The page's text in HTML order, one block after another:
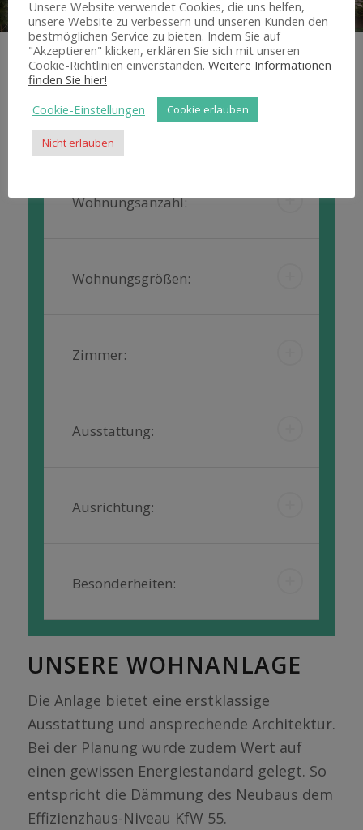
PROJEKTKENNZAHLEN
Wohnungsanzahl:
Wohnungsgrößen:
Zimmer:
Ausstattung:
Ausrichtung:
Besonderheiten:
UNSERE WOHNANLAGE
Die Anlage bietet eine erstklassige
Ausstattung und ansprechende Architektur.
Bei der Planung wurde zudem Wert auf
einen gewissen Energiestandard gelegt. So
entspricht die Dämmung des Neubaus dem
Effizienzhaus-Niveau KfW 55.
Unsere Website verwendet Cookies, die uns helfen,
unsere Website zu verbessern und unseren Kunden den
bestmöglichen Service zu bieten. Indem Sie auf
"Akzeptieren" klicken, erklären Sie sich mit unseren
Cookie-Richtlinien einverstanden. Weitere Informationen
finden Sie hier!
Cookie-Einstellungen
Cookie erlauben
Nicht erlauben